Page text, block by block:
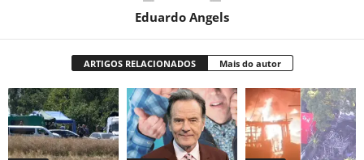
Eduardo Angels
ARTIGOS RELACIONADOS Mais do autor